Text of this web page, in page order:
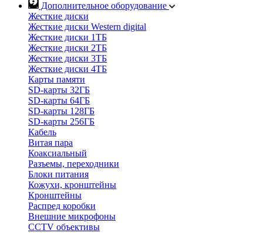
Дополнительное оборудование
Жесткие диски
Жесткие диски Western digital
Жесткие диски 1ТБ
Жесткие диски 2ТБ
Жесткие диски 3ТБ
Жесткие диски 4ТБ
Карты памяти
SD-карты 32ГБ
SD-карты 64ГБ
SD-карты 128ГБ
SD-карты 256ГБ
Кабель
Витая пара
Коаксиальный
Разъемы, переходники
Блоки питания
Кожухи, кронштейны
Кронштейны
Распред коробки
Внешние микрофоны
CCTV объективы